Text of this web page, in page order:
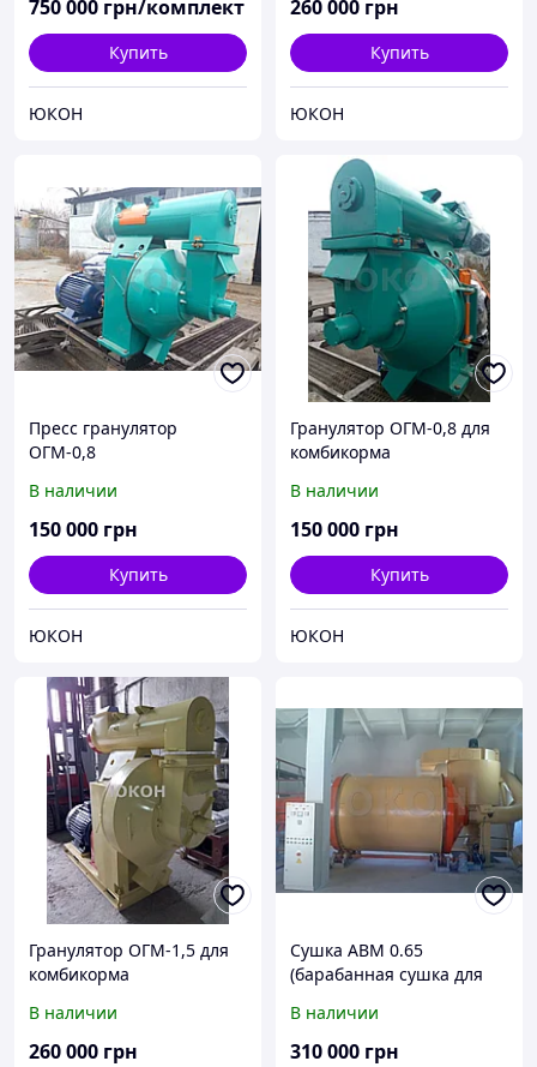
750 000 грн/комплект
Купить
ЮКОН
260 000 грн
Купить
ЮКОН
Пресс гранулятор
ОГМ-0,8
гранулы, комбикорма)
В наличии
150 000 грн
Купить
ЮКОН
Гранулятор ОГМ-0,8 для
комбикорма
В наличии
150 000 грн
Купить
ЮКОН
Гранулятор ОГМ-1,5 для
комбикорма
В наличии
260 000 грн
Сушка АВМ 0.65
(барабанная сушка для
рфа и растительных
отходов)
В наличии
310 000 грн